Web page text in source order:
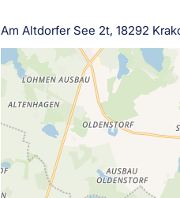
Am Altdorfer See 2t, 18292